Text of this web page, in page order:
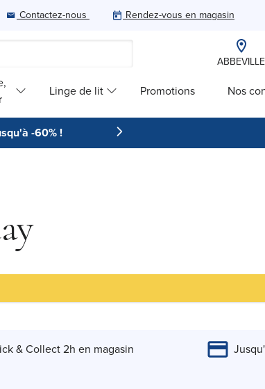
Contactez-nous Rendez-vous en magasin
ABBEVILLE
Linge de lit Promotions Nos
-60% !
& Collect 2h en magasin